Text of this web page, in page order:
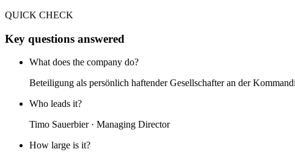
QUICK CHECK
Key questions answered
What does the company do?
Beteiligung als persönlich haftender Gesellschafter an der
Who leads it?
Timo Sauerbier · Managing Director
How large is it?